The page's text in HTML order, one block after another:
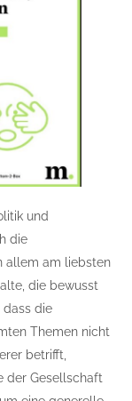
und
die
allem am liebsten
die bewusst
dass die
Themen nicht
betrifft,
der Gesellschaft